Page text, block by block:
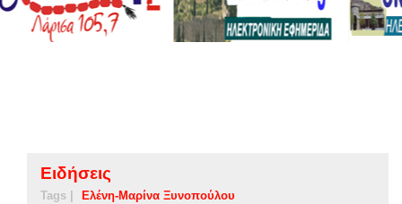
Ειδήσεις
Tags | Ελένη-Μαρίνα Ξυνοπούλου